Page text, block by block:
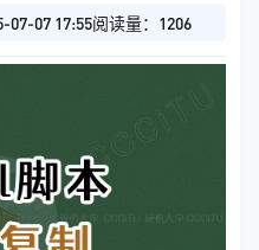
07-07 17:55阅读量：1206